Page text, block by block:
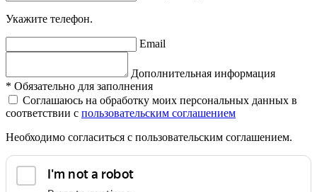
Укажите телефон.
Email
Дополнительная информация
* Обязательно для заполнения
Соглашаюсь на обработку моих персональных данных в
соответствии с пользовательским соглашением
Необходимо согласиться с пользовательским соглашением.